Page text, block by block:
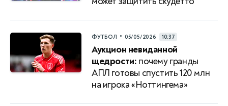
ФУТБОЛ • 05/05/2026 10:37
Аукцион невиданной
щедрости: почему гранды
АПЛ готовы спустить 120 млн
на игрока «Ноттингема»